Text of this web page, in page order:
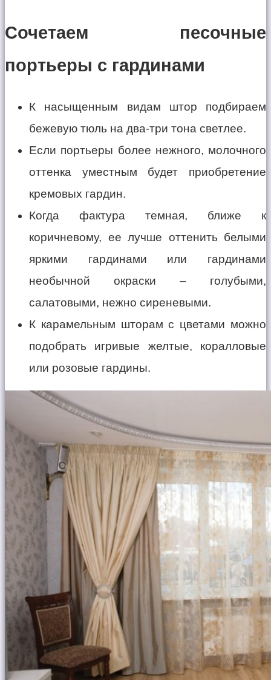
Сочетаем песочные
портьеры с гардинами
К насыщенным видам штор подбираем
бежевую тюль на два-три тона светлее.
Если портьеры более нежного, молочного
оттенка уместным будет приобретение
кремовых гардин.
Когда фактура темная, ближе к
коричневому, ее лучше оттенить белыми
яркими гардинами или гардинами
необычной окраски – голубыми,
салатовыми, нежно сиреневыми.
К карамельным шторам с цветами можно
подобрать игривые желтые, коралловые
или розовые гардины.